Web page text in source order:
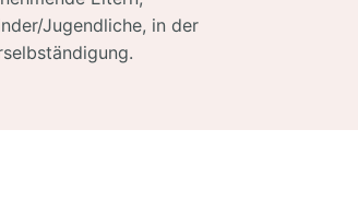
Jugendliche, in der